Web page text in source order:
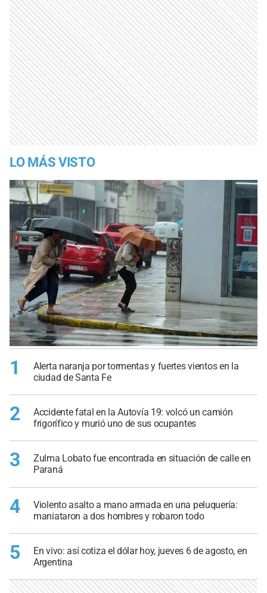
LO MÁS VISTO
1
Alerta naranja por tormentas y fuertes vientos en la
ciudad de Santa Fe
2
Accidente fatal en la Autovía 19: volcó un camión
frigorífico y murió uno de sus ocupantes
3
Zulma Lobato fue encontrada en situación de calle en
Paraná
4
Violento asalto a mano armada en una peluquería:
maniataron a dos hombres y robaron todo
5
En vivo: así cotiza el dólar hoy, jueves 6 de agosto, en
Argentina